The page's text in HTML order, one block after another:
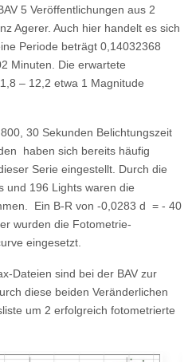
5 Veröffentlichungen aus 2
Agerer. Auch hier handelt es sich
Periode beträgt 0,14032368
Minuten. Die erwartete
– 12,2 etwa 1 Magnitude
30 Sekunden Belichtungszeit
haben sich bereits häufig
Serie eingestellt. Durch die
und 196 Lights waren die
Ein B-R von -0,0283 d = - 40
wurden die Fotometrie-
eingesetzt.
Dateien sind bei der BAV zur
diese beiden Veränderlichen
um 2 erfolgreich fotometrierte